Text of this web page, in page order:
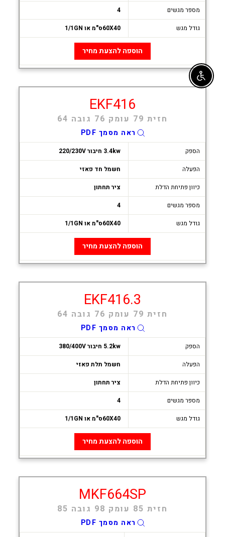
מספר מגשים
4
גודל מגש
60X40ס"מ או 1/1GN
הוספה להצעת מחיר
EKF416
חזית 79 עומק 76 גובה 64
ראה מסמך PDF
הספק
3.4kw חיבור 220/230V
הפעלה
חשמל חד פאזי
כיוון פתיחת הדלת
ציר תחתון
מספר מגשים
4
גודל מגש
60X40ס"מ או 1/1GN
הוספה להצעת מחיר
EKF416.3
חזית 79 עומק 76 גובה 64
ראה מסמך PDF
הספק
5.2kw חיבור 380/400V
הפעלה
חשמל תלת פאזי
כיוון פתיחת הדלת
ציר תחתון
מספר מגשים
4
גודל מגש
60X40ס"מ או 1/1GN
הוספה להצעת מחיר
MKF664SP
חזית 85 עומק 98 גובה 85
ראה מסמך PDF
Enable accessibility